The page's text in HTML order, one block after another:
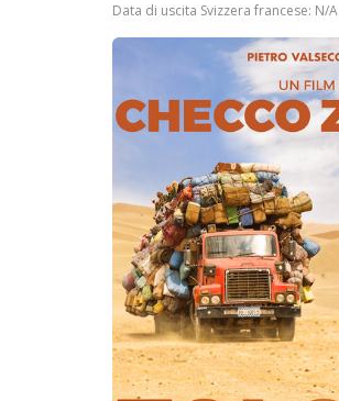
Data di uscita Svizzera francese: N/A